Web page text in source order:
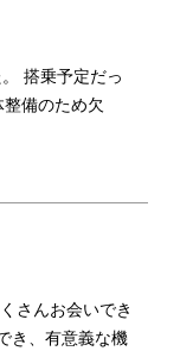
搭乗予定だっ
備のため欠
さんお会いでき
き、有意義な機